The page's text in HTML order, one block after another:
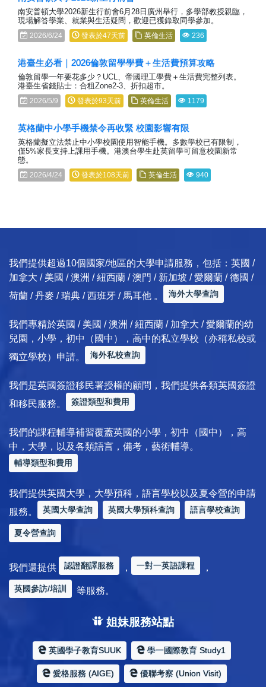
南安普頓大學2026新生行前會6月28日廣州舉行，多學部教授親臨，
現場解答學業、就業與生活疑問，歡迎已獲錄取同學參加。
2026/6/24 發表於47天前 英倫生活 236
港臺生必看｜2026倫敦留學學費＋生活費預算攻略
倫敦留學一年要花多少？UCL、帝國理工學費＋生活費完整列表。
港臺生省錢貼士：合租Zone2-3、折扣超市。
2026/5/9 發表於93天前 英倫生活 1179
英格蘭中小學手機禁令再收緊 校園影響有限
英格蘭擬立法禁止中小學校園使用智能手機。多數學校已有限制，
僅5%家長支持上課用手機。港澳台學生赴英留學可留意校園新常
態。
2026/4/24 發表於108天前 英倫生活 940
我們提供超過10個國家/地區的大學申請服務，包括：英國 /
加拿大 / 美國 / 澳洲 / 紐西蘭 / 澳門 / 新加坡 / 愛爾蘭 / 德國 /
荷蘭 / 丹麥 / 瑞典 / 西班牙 / 馬耳他 。
海外大學查詢
我們專精於英國 / 美國 / 澳洲 / 紐西蘭 / 加拿大 / 愛爾蘭的幼
兒園，小學，初中（國中），高中的私立學校（亦稱私校或
獨立學校）申請。
海外私校查詢
我們是英國簽證移民署授權的顧問，我們提供各類英國簽證
和移民服務。
簽證類型和費用
我們的課程輔導補習覆蓋英國的小學，初中（國中），高
中，大學，以及各類語言，備考，藝術輔導。
輔導類型和費用
我們提供英國大學，大學預科，語言學校以及夏令營的申請
服務。
英國大學查詢 英國大學預科查詢 語言學校查詢
夏令營查詢
我們還提供 認證翻譯服務 ， 一對一英語課程 ，
英國參訪/培訓 等服務。
姐妹服務站點
英國學子教育SUUK 學一國際教育 Study1
愛格服務 (AIGE) 優聯考察 (Union Visit)